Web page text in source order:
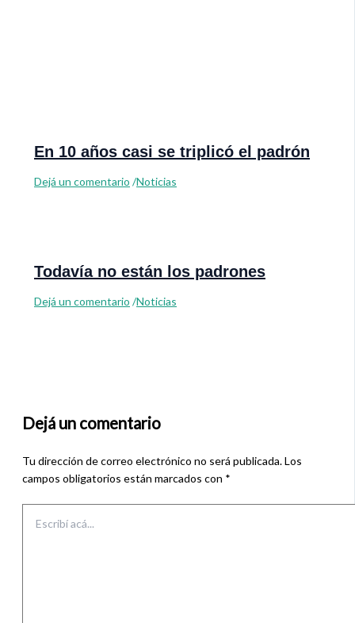
En 10 años casi se triplicó el padrón
Dejá un comentario /Noticias
Todavía no están los padrones
Dejá un comentario /Noticias
Dejá un comentario
Tu dirección de correo electrónico no será publicada.Los
campos obligatorios están marcados con *
acá...